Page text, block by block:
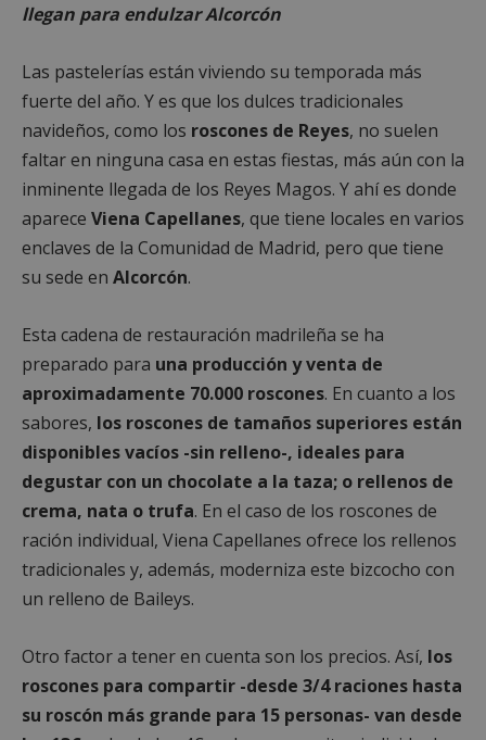
llegan para endulzar Alcorcón
Las pastelerías están viviendo su temporada más
fuerte del año. Y es que los dulces tradicionales
navideños, como los roscones de Reyes, no suelen
faltar en ninguna casa en estas fiestas, más aún con la
inminente llegada de los Reyes Magos. Y ahí es donde
aparece Viena Capellanes, que tiene locales en varios
enclaves de la Comunidad de Madrid, pero que tiene
su sede en Alcorcón.
Esta cadena de restauración madrileña se ha
preparado para una producción y venta de
aproximadamente 70.000 roscones. En cuanto a los
sabores, los roscones de tamaños superiores están
disponibles vacíos -sin relleno-, ideales para
degustar con un chocolate a la taza; o rellenos de
crema, nata o trufa. En el caso de los roscones de
ración individual, Viena Capellanes ofrece los rellenos
tradicionales y, además, moderniza este bizcocho con
un relleno de Baileys.
Otro factor a tener en cuenta son los precios. Así, los
roscones para compartir -desde 3/4 raciones hasta
su roscón más grande para 15 personas- van desde